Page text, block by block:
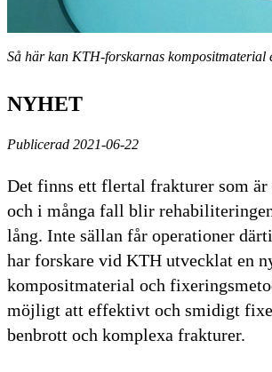
Så här kan KTH-forskarnas kompositmaterial
NYHET
Publicerad 2021-06-22
Det finns ett flertal frakturer som är
och i många fall blir
lång. Inte sällan får operationer
har forskare vid KTH utvecklat en
kompositmaterial och
möjligt att effektivt och smidigt
benbrott och komplexa frakturer.